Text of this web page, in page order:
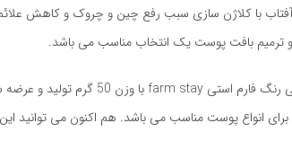
با کلاژن سازی سبب رفع چین و چروک و کاهش علائم
ترمیم بافت پوست یک انتخاب مناسب می باشد.
انواع پوست مناسب می باشد. هم اکنون می توانید